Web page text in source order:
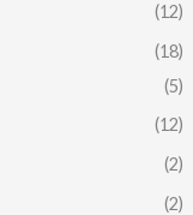
(12)
(18)
(5)
(12)
(2)
(2)